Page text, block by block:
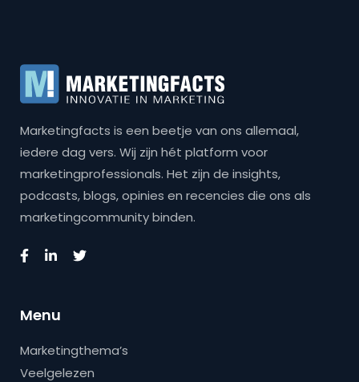
Marketingfacts is een beetje van ons allemaal,
iedere dag vers. Wij zijn hét platform voor
marketingprofessionals. Het zijn de insights,
podcasts, blogs, opinies en recencies die ons als
marketingcommunity binden.
Menu
Marketingthema’s
Veelgelezen